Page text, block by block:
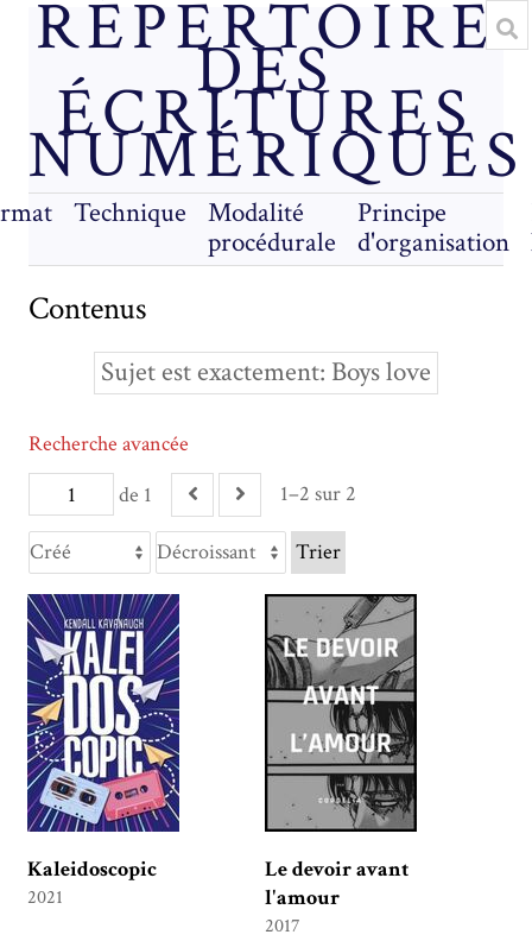
RÉPERTOIRE
DES
ÉCRITURES
NUMÉRIQUES
Technique
Modalité
procédurale
Principe
d'organisation
Contenus
Sujet est exactement Boys love
de 1 1–2 sur 2
Recherche avancée
Trier
Kaleidoscopic
2021
Le devoir avant
l'amour
2017